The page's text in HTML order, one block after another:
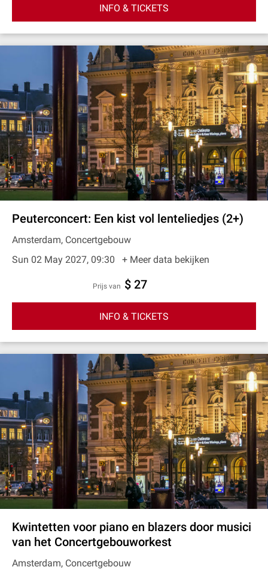
INFO & TICKETS
Peuterconcert: Een kist vol lenteliedjes (2+)
Amsterdam, Concertgebouw
Sun 02 May 2027, 09:30
+ Meer data bekijken
prijs van $ 27
INFO & TICKETS
Kwintetten voor piano en blazers door musici
van het Concertgebouworkest
Amsterdam, Concertgebouw